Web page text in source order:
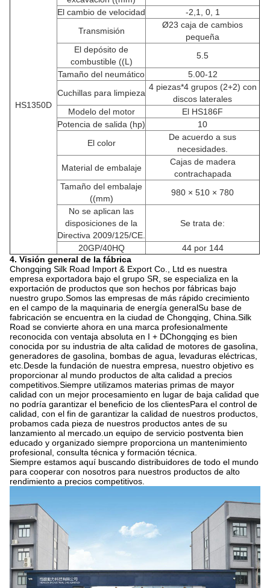
HS1350D
El cambio de velocidad
-2,1, 0, 1
Transmisión
Ø23 caja de cambios
pequeña
El depósito de
combustible ((L)
5.5
Tamaño del neumático
5.00-12
Cuchillas para limpieza
4 piezas*4 grupos (2+2) con
discos laterales
Modelo del motor
El HS186F
Potencia de salida (hp)
10
El color
De acuerdo a sus
necesidades.
Material de embalaje
Cajas de madera
contrachapada
Tamaño del embalaje
((mm)
980 × 510 × 780
No se aplican las
disposiciones de la
Directiva 2009/125/CE.
Se trata de:
20GP/40HQ
44 por 144
4. Visión general de la fábrica
Chongqing Silk Road Import & Export Co., Ltd es nuestra
empresa exportadora bajo el grupo SR, se especializa en la
exportación de productos que son hechos por fábricas bajo
nuestro grupo.Somos las empresas de más rápido crecimiento
en el campo de la maquinaria de energía generalSu base de
fabricación se encuentra en la ciudad de Chongqing, China.Silk
Road se convierte ahora en una marca profesionalmente
reconocida con ventaja absoluta en I + DChongqing es bien
conocida por su industria de alta calidad de motores de gasolina,
generadores de gasolina, bombas de agua, levaduras eléctricas,
etc.Desde la fundación de nuestra empresa, nuestro objetivo es
proporcionar al mundo productos de alta calidad a precios
competitivos.Siempre utilizamos materias primas de mayor
calidad con un mejor procesamiento en lugar de baja calidad que
no podría garantizar el beneficio de los clientesPara el control de
calidad, con el fin de garantizar la calidad de nuestros productos,
probamos cada pieza de nuestros productos antes de su
lanzamiento al mercado.un equipo de servicio postventa bien
educado y organizado siempre proporciona un mantenimiento
profesional, consulta técnica y formación técnica.
Siempre estamos aquí buscando distribuidores de todo el mundo
para cooperar con nosotros para nuestros productos de alto
rendimiento a precios competitivos.